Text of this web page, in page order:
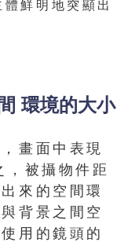
鮮明地突顯出
環境的大小
畫面中表現
，被攝物件距
來的空間環
背景之間空
用的鏡頭的